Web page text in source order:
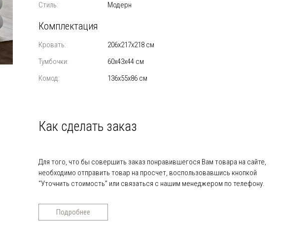
Стиль: Модерн
Комплектация
Кровать:
206х217х218 см
Тумбочки:
60х43х44 см
Комод:
136х55х86 см
Как сделать заказ
Для того, что бы совершить заказ понравившегося Вам товара на сайте,
необходимо отправить товар на просчет, воспользовавшись кнопкой
“Уточнить стоимость” или связаться с нашим менеджером по телефону.
Подробнее